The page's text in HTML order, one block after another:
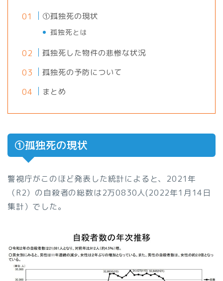
①孤独死の現状
孤独死とは
孤独死した物件の悲惨な状況
孤独死の予防について
まとめ
①孤独死の現状
警視庁がこのほど発表した統計によると、2021年
（R2）の自殺者の総数は2万0830人(2022年1月14日
集計）でした。